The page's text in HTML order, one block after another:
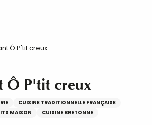
Ô P'tit creux
Ô P'tit creux
CUISINE TRADITIONNELLE FRANÇAISE
MAISON
CUISINE BRETONNE